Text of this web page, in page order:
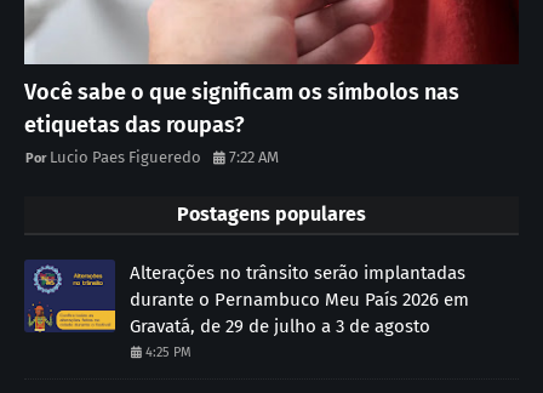
Você sabe o que significam os símbolos nas
etiquetas das roupas?
Lucio Paes Figueredo 7:22 AM
Postagens populares
Alterações no trânsito serão implantadas
durante o Pernambuco Meu País 2026 em
Gravatá, de 29 de julho a 3 de agosto
4:25 PM